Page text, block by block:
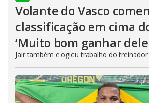
Volante do Vasco
classificação em cima
‘Muito bom ganhar
Jair também elogiou trabalho do treinador